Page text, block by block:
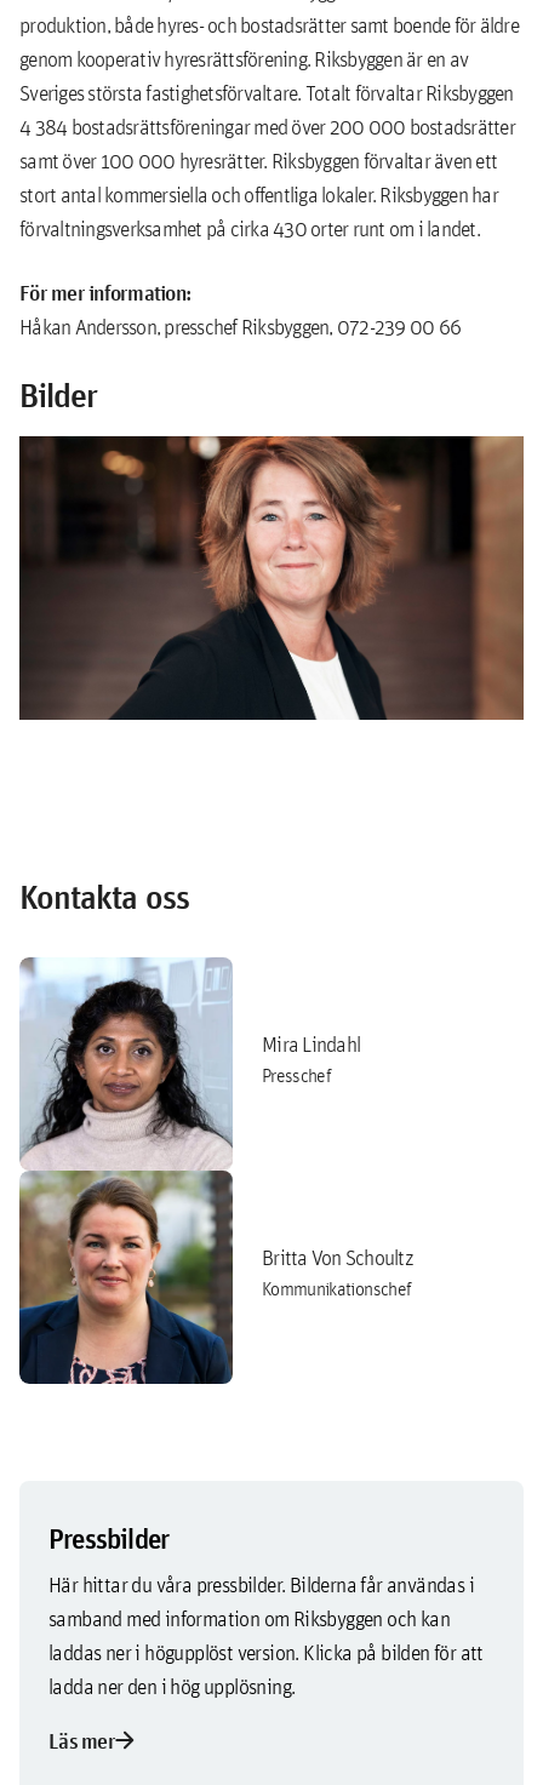
produktion, både hyres- och bostadsrätter samt boende för äldre
genom kooperativ hyresrättsförening. Riksbyggen är en av
Sveriges största fastighetsförvaltare. Totalt förvaltar Riksbyggen
4 384 bostadsrättsföreningar med över 200 000 bostadsrätter
samt över 100 000 hyresrätter. Riksbyggen förvaltar även ett
stort antal kommersiella och offentliga lokaler. Riksbyggen har
förvaltningsverksamhet på cirka 430 orter runt om i landet.
För mer information:
Håkan Andersson, presschef Riksbyggen, 072-239 00 66
Bilder
Kontakta oss
Mira Lindahl
Presschef
Britta Von Schoultz
Kommunikationschef
Pressbilder
Här hittar du våra pressbilder. Bilderna får användas i
samband med information om Riksbyggen och kan
laddas ner i högupplöst version. Klicka på bilden för att
ladda ner den i hög upplösning.
Läs merarrow_forward